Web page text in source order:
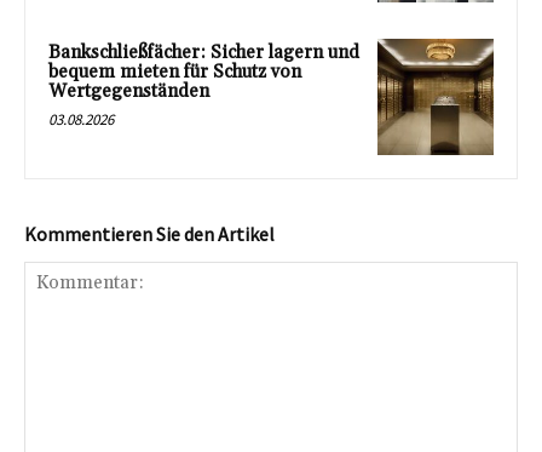
Bankschließfächer: Sicher lagern und
bequem mieten für Schutz von
Wertgegenständen
03.08.2026
Kommentieren Sie den Artikel